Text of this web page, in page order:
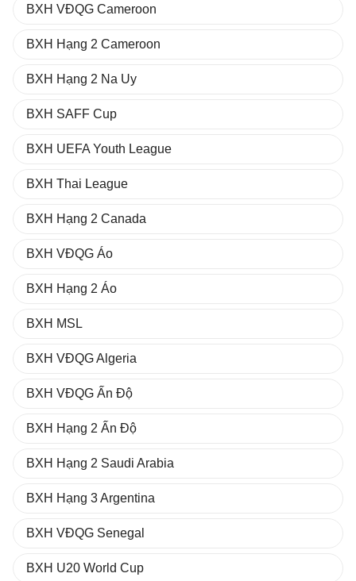
BXH VĐQG Cameroon
BXH Hạng 2 Cameroon
BXH Hạng 2 Na Uy
BXH SAFF Cup
BXH UEFA Youth League
BXH Thai League
BXH Hạng 2 Canada
BXH VĐQG Áo
BXH Hạng 2 Áo
BXH MSL
BXH VĐQG Algeria
BXH VĐQG Ấn Độ
BXH Hạng 2 Ấn Độ
BXH Hạng 2 Saudi Arabia
BXH Hạng 3 Argentina
BXH VĐQG Senegal
BXH U20 World Cup